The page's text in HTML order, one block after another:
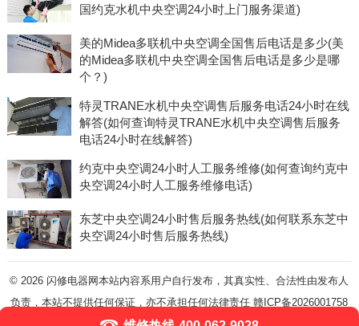
国约克水机中央空调24小时上门服务渠道)
美的Midea多联机中央空调全国售后电话是多少(美
的Midea多联机中央空调全国售后电话是多少是哪
个？)
特灵TRANE水机中央空调售后服务电话24小时在线
解答(如何查询特灵TRANE水机中央空调售后服务
电话24小时在线解答)
约克中央空调24小时人工服务维修(如何查询约克中
央空调24小时人工服务维修电话)
东芝中央空调24小时售后服务热线(如何联系东芝中
央空调24小时售后服务热线)
© 2026 闪修电器网本站内容系用户自行发布，其真实性、合法性由发布人
负责，本站不提供任何保证，亦不承担任何法律责任 赣ICP备2026001758